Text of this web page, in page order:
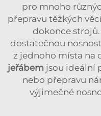
pro mnoho
přepravu těžkých
dokonce
dostatečnou
z jednoho místa na
jeřábem jsou ideální
nebo přepravu
výjimečné